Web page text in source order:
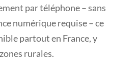
par téléphone – sans
numérique requise – ce
partout en France, y
rurales.